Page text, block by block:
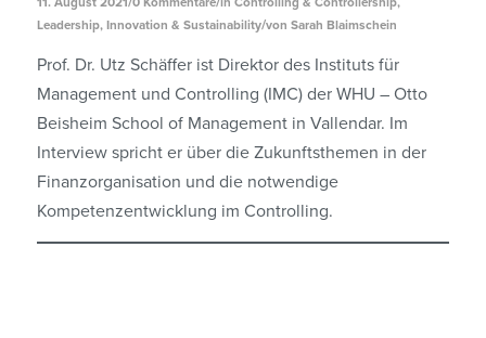
Leadership, Innovation & Sustainability/von Sarah Blaimschein
Prof. Dr. Utz Schäffer ist Direktor des Instituts für
Management und Controlling (IMC) der WHU – Otto
Beisheim School of Management in Vallendar. Im
Interview spricht er über die Zukunftsthemen in der
Finanzorganisation und die notwendige
Kompetenzentwicklung im Controlling.